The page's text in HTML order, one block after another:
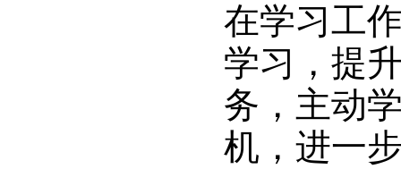
在学习工
学习，提
务，主动
机，进一